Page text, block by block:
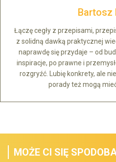
Bartosz
Łączę cegły z przepisami,
z solidną dawką praktycznej
naprawdę się przydaje – od
inspiracje, po prawne i
rozgryźć. Lubię konkrety, ale
porady też mogą
MOŻE CI SIĘ